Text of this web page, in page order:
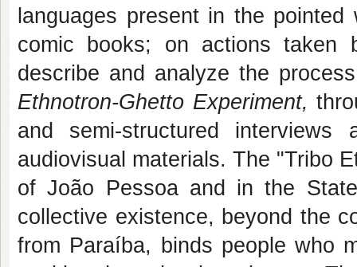
languages present in the
comic books; on actions taken
describe and analyze the
Ethnotron-Ghetto Experiment,
and semi-structured
audiovisual materials. The "Tribo
of João Pessoa and in the
collective existence, beyond the
from Paraíba, binds people who